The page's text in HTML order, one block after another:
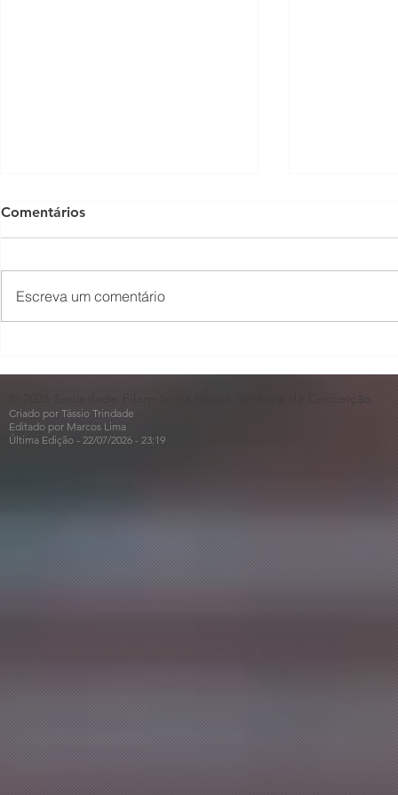
🎵🎶
ao Dia dos
Comentários
Escreva um comentário
© 2026 Sociedade Filarmônica Nossa Senhora da Conceição.
Criado por Tássio Trindade
Editado por Marcos Lima
Última Edição - 22/07/2026 - 23:19